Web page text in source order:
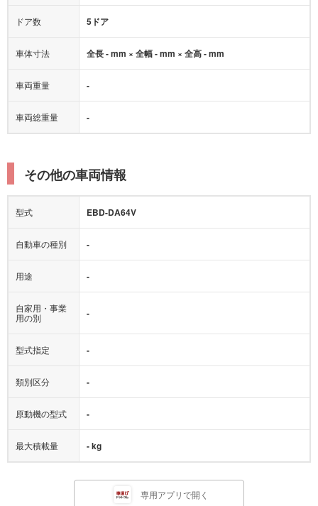
ドア数 5ドア
車体寸法 全長 - mm × 全幅 - mm × 全高 - mm
車両重量 -
車両総重量 -
その他の車両情報
型式 EBD-DA64V
自動車の種別 -
用途 -
自家用・事業
用の別
-
型式指定 -
類別区分 -
原動機の型式 -
最大積載量 - kg
専用アプリで開く